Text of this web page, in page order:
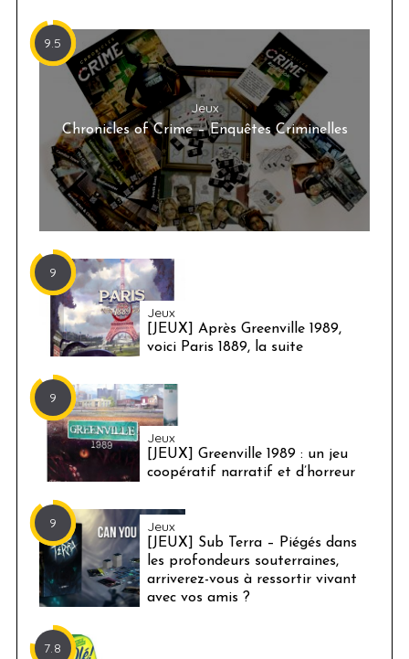
9.5
Jeux
Chronicles of Crime – Enquêtes Criminelles
9
Jeux
[JEUX] Après Greenville 1989,
voici Paris 1889, la suite
9
Jeux
[JEUX] Greenville 1989 : un jeu
coopératif narratif et d’horreur
9 Jeux
[JEUX] Sub Terra – Piégés dans
les profondeurs souterraines,
arriverez-vous à ressortir vivant
avec vos amis ?
7.8